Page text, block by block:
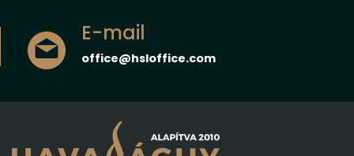
E-mail
office@hsloffice.com